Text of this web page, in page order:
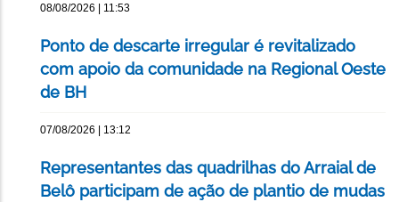
08/08/2026 | 11:53
Ponto de descarte irregular é revitalizado
com apoio da comunidade na Regional Oeste
de BH
07/08/2026 | 13:12
Representantes das quadrilhas do Arraial de
Belô participam de ação de plantio de mudas